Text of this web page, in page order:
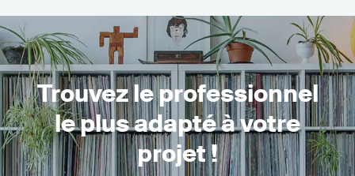
Trouvez le professionnel
le plus adapté à votre
projet !